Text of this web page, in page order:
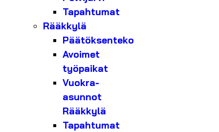
Tapahtumat
Rääkkylä
Päätöksenteko
Avoimet
työpaikat
Vuokra-
asunnot
Rääkkylä
Tapahtumat